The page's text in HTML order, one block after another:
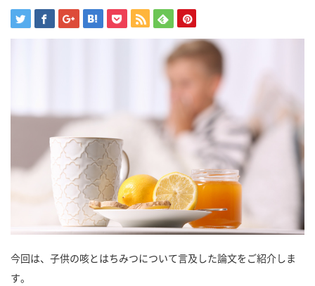
今回は、子供の咳とはちみつについて言及した論文をご紹介しま
す。